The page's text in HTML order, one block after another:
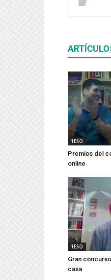
1ESO
Premios del
online
1ESO
Gran
casa